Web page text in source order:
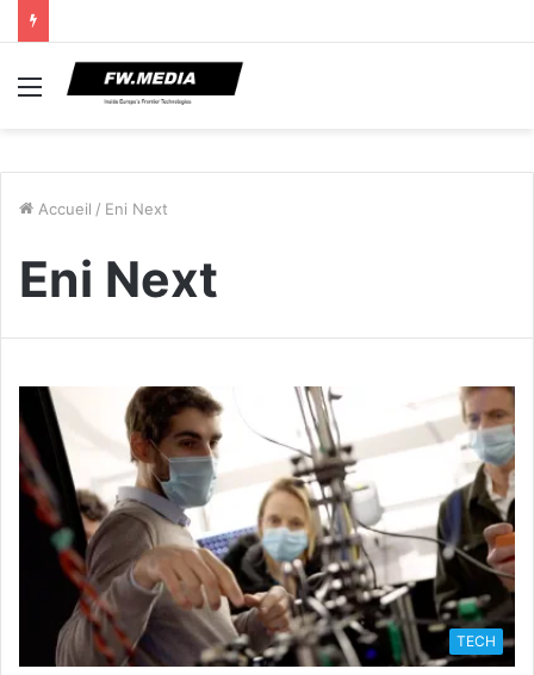
Menu
Accueil / Eni Next
Eni Next
TECH